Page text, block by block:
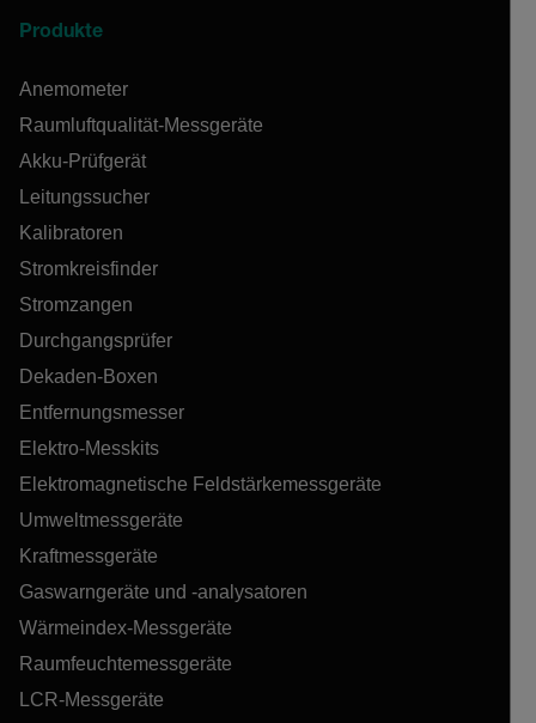
Produkte
Anemometer
Raumluftqualität-Messgeräte
Akku-Prüfgerät
Leitungssucher
Kalibratoren
Stromkreisfinder
Stromzangen
Durchgangsprüfer
Dekaden-Boxen
Entfernungsmesser
Elektro-Messkits
Elektromagnetische Feldstärkemessgeräte
Umweltmessgeräte
Kraftmessgeräte
Gaswarngeräte und -analysatoren
Wärmeindex-Messgeräte
Raumfeuchtemessgeräte
LCR-Messgeräte